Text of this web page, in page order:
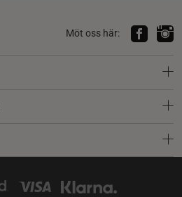
Möt oss här: